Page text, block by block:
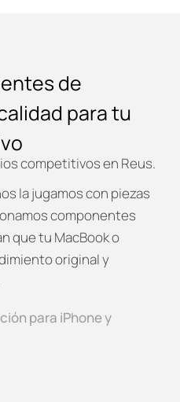
de
para tu
competitivos en Reus.
la jugamos con piezas
componentes
que tu MacBook o
original y
para iPhone y